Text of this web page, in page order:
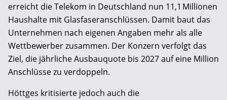
erreicht die Telekom in Deutschland nun 11,1 Millionen
Haushalte mit Glasfaseranschlüssen. Damit baut das
Unternehmen nach eigenen Angaben mehr als alle
Wettbewerber zusammen. Der Konzern verfolgt das
Ziel, die jährliche Ausbauquote bis 2027 auf eine Million
Anschlüsse zu verdoppeln.
Höttges kritisierte jedoch auch die